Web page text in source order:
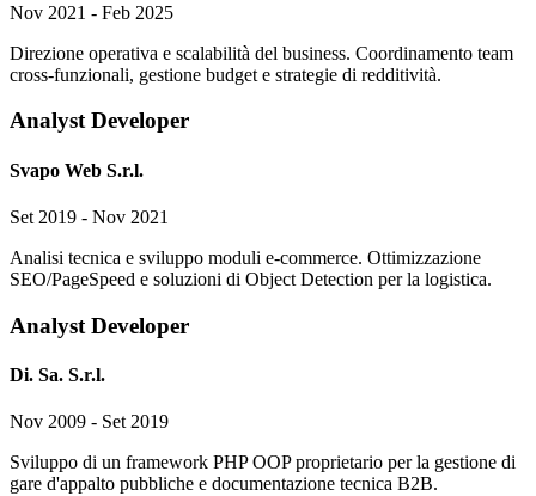
Nov 2021 - Feb 2025
Direzione operativa e scalabilità del business. Coordinamento team
cross-funzionali, gestione budget e strategie di redditività.
Analyst Developer
Svapo Web S.r.l.
Set 2019 - Nov 2021
Analisi tecnica e sviluppo moduli e-commerce. Ottimizzazione
SEO/PageSpeed e soluzioni di Object Detection per la logistica.
Analyst Developer
Di. Sa. S.r.l.
Nov 2009 - Set 2019
Sviluppo di un framework PHP OOP proprietario per la gestione di
gare d'appalto pubbliche e documentazione tecnica B2B.